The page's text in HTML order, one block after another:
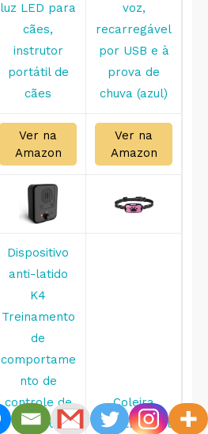
luz LED para
cães,
instrutor
portátil de
cães
voz,
recarregável
por USB e à
prova de
chuva (azul)
Ver na
Amazon
Ver na
Amazon
Dispositivo
anti-latido
K4
Treinamento
de
comportame
nto de
controle de
latido de
Coleira
Adestrament